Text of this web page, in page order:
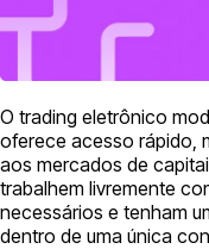
O trading eletrônico
oferece acesso rápido,
aos mercados de
trabalhem livremente
necessários e tenham
dentro de uma única